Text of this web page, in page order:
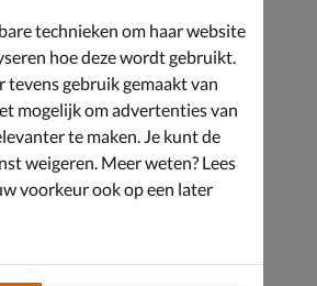
Hilfiger Sport Timeless
voor € 55,99
, 99
technieken om haar website
hoe deze wordt gebruikt.
gebruik gemaakt van
mogelijk om advertenties van
te maken. Je kunt de
weigeren. Meer weten? Lees
voorkeur ook op een later